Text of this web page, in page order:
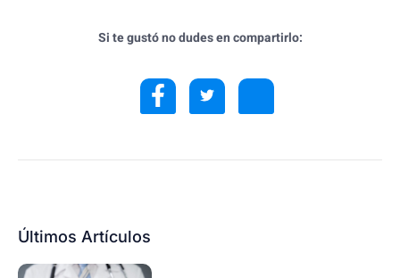
Si te gustó no dudes en compartirlo:
Últimos Artículos